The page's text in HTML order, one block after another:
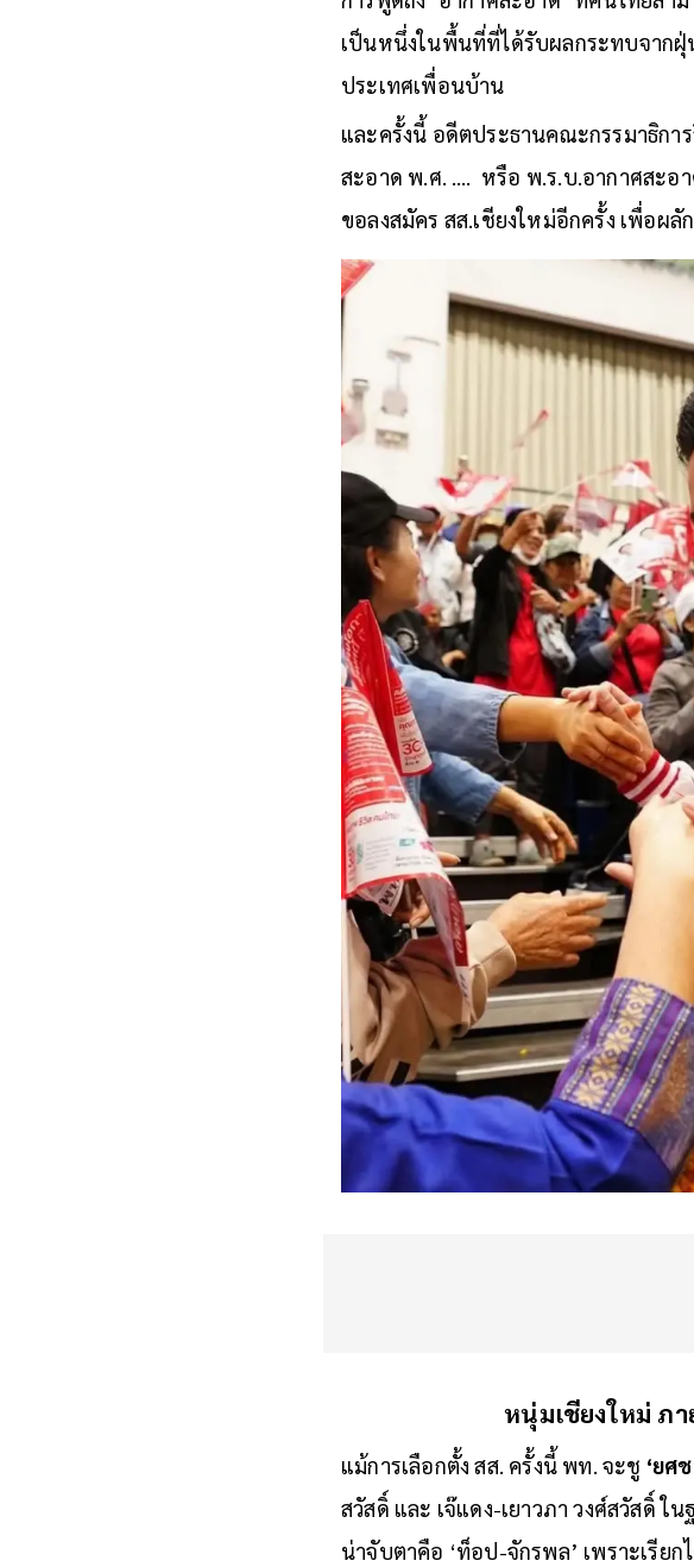
เป็นหนึ่งในพื้นที่ที่ได้รับผลกระทบจากฝุ่
ประเทศเพื่อนบ้าน
และครั้งนี้ อดีตประธานคณะกรรมาธิก
สะอาด พ.ศ. .… หรือ พ.ร.บ.อากาศสะอ
ขอลงสมัคร สส.เชียงใหม่อีกครั้ง เพื่อผ
หนุ่มเชียงใหม่ ภ
แม้การเลือกตั้ง สส. ครั้งนี้ พท. จะชู ‘ยศ
สวัสดิ์ และ เจ๊แดง-เยาวภา วงศ์สวัสดิ์
น่าจับตาคือ ‘ท็อป-จักรพล’ เพราะเรีย